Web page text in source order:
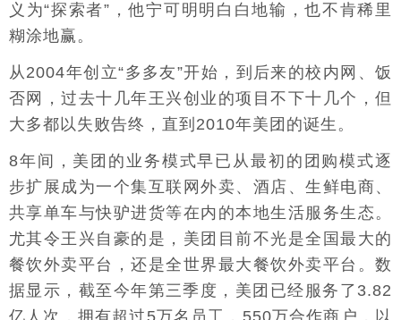
义为“探索者”，他宁可明明白白地输，也不肯稀里
糊涂地赢。
从2004年创立“多多友”开始，到后来的校内网、饭
否网，过去十几年王兴创业的项目不下十几个，但
大多都以失败告终，直到2010年美团的诞生。
8年间，美团的业务模式早已从最初的团购模式逐
步扩展成为一个集互联网外卖、酒店、生鲜电商、
共享单车与快驴进货等在内的本地生活服务生态。
尤其令王兴自豪的是，美团目前不光是全国最大的
餐饮外卖平台，还是全世界最大餐饮外卖平台。数
据显示，截至今年第三季度，美团已经服务了3.82
亿人次，拥有超过5万名员工，550万合作商户，以